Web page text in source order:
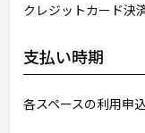
クレジットカード決
支払い時期
各スペースの利用申